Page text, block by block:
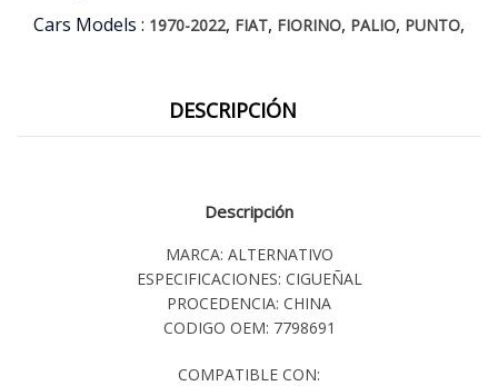
Cars Models : 1970-2022, FIAT, FIORINO, PALIO, PUNTO,
DESCRIPCIÓN
Descripción
MARCA: ALTERNATIVO
ESPECIFICACIONES: CIGUEÑAL
PROCEDENCIA: CHINA
CODIGO OEM: 7798691
COMPATIBLE CON: